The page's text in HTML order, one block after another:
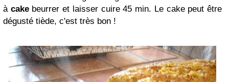
à cakebeurrer et laisser cuire 45 min. Le cake peut être
dégusté tiède, c'est très bon !